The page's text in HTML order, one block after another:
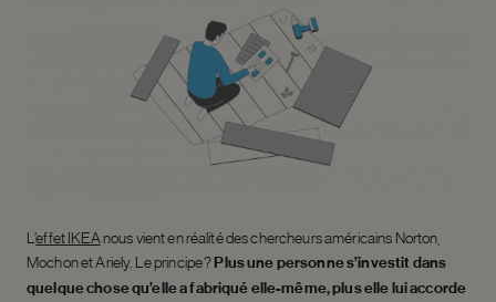
L’effet IKEAnous vient en réalité des chercheurs américains Norton,
Mochon et Ariely. Le principe ?Plus une personne s’investit dans
quelque chose qu’elle a fabriqué elle-même, plus elle lui accorde